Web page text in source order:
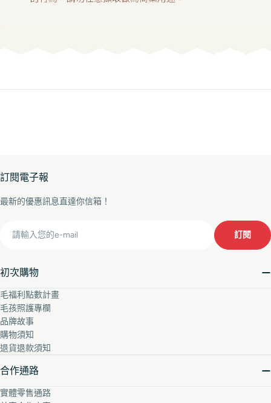
初次購物
毛福利點數計畫
毛孩照護專欄
品牌故事
購物須知
退貨退款須知
合作通路
實體零售通路
訂閱電子報
最新的優惠訊息直達你信箱！
訂閱